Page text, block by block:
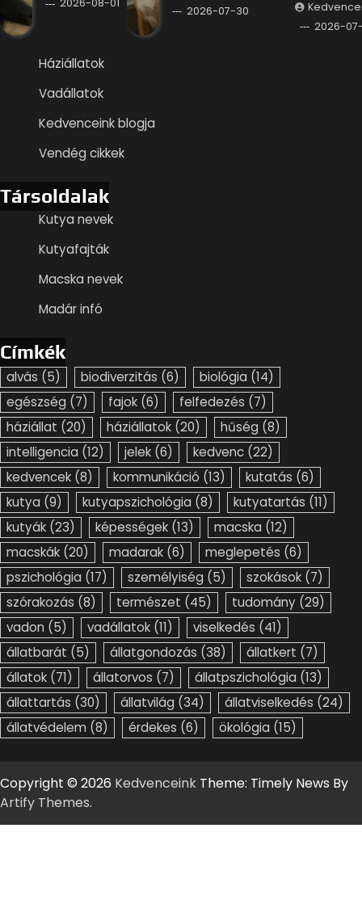
2026-08-01
2026-07-30
2026-
Háziállatok
Vadállatok
Kedvenceink blogja
Vendég cikkek
Társoldalak
Kutya nevek
Kutyafajták
Macska nevek
Madár infó
Címkék
alvás (5) biodiverzitás (6) biológia (14)
egészség (7) fajok (6) felfedezés (7)
háziállat (20) háziállatok (20) hűség (8)
intelligencia (12) jelek (6) kedvenc (22)
kedvencek (8) kommunikáció (13) kutatás (6)
kutya (9) kutyapszichológia (8) kutyatartás (11)
kutyák (23) képességek (13) macska (12)
macskák (20) madarak (6) meglepetés (6)
pszichológia (17) személyiség (5) szokások (7)
szórakozás (8) természet (45) tudomány (29)
vadon (5) vadállatok (11) viselkedés (41)
állatbarát (5) állatgondozás (38) állatkert (7)
állatok (71) állatorvos (7) állatpszichológia (13)
állattartás (30) állatvilág (34) állatviselkedés (24)
állatvédelem (8) érdekes (6) ökológia (15)
Copyright © 2026 Kedvenceink Theme: Timely News By
Artify Themes.